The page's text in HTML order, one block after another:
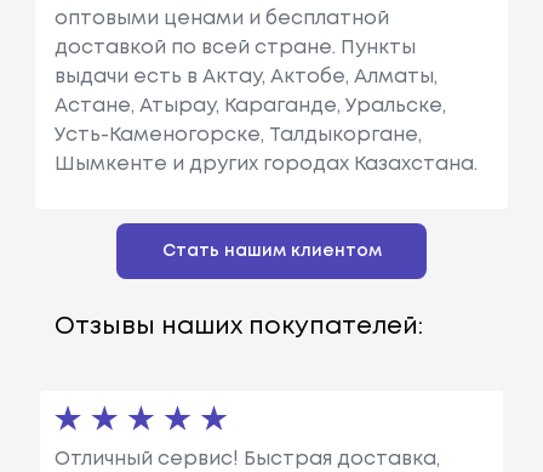
оптовыми ценами и бесплатной
доставкой по всей стране. Пункты
выдачи есть в Актау, Актобе, Алматы,
Астане, Атырау, Караганде, Уральске,
Усть-Каменогорске, Талдыкоргане,
Шымкенте и других городах Казахстана.
Стать нашим клиентом
Отзывы наших покупателей:
Отличный сервис! Быстрая доставка,